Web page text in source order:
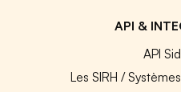
API &
API
Les SIRH /